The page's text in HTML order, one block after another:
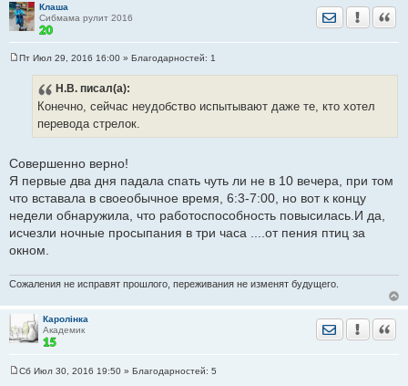
Клаша
Сибмама рулит 2016
Отправить
Пт Июл 29, 2016 16:00 » Благодарностей: 1
Н.В. писал(а):
Конечно, сейчас неудобство испытывают даже те, кто хотел
перевода стрелок.
Совершенно верно!
Я первые два дня падала спать чуть ли не в 10 вечера, при том
что вставала в своеобычное время, 6:3-7:00, но вот к концу
недели обнаружила, что работоспособность повысилась.И да,
исчезли ночные просыпания в три часа ....от пения птиц за
окном.
Сожаления не исправят прошлого, переживания не изменят будущего.
Каролiнка
Академик
Отправить
Сб Июл 30, 2016 19:50 » Благодарностей: 5